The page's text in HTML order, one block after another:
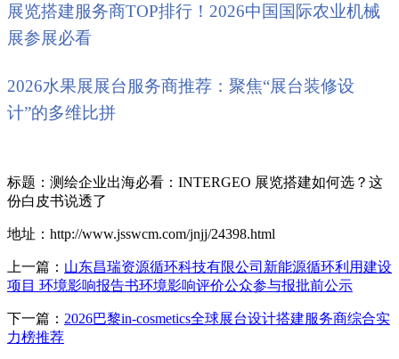
展览搭建服务商TOP排行！2026中国国际农业机械
展参展必看
2026水果展展台服务商推荐：聚焦“展台装修设
计”的多维比拼
标题：测绘企业出海必看：INTERGEO 展览搭建如何选？这
份白皮书说透了
地址：http://www.jsswcm.com/jnjj/24398.html
上一篇： 山东昌瑞资源循环科技有限公司新能源循环利用建设
项目 环境影响报告书环境影响评价公众参与报批前公示
下一篇： 2026巴黎in-cosmetics全球展台设计搭建服务商综合实
力榜推荐